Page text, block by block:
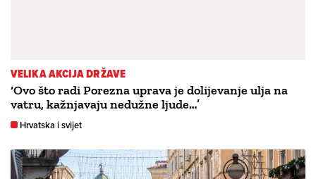
VELIKA AKCIJA DRŽAVE
‘Ovo što radi Porezna uprava je dolijevanje ulja na
vatru, kažnjavaju nedužne ljude…’
Hrvatska i svijet